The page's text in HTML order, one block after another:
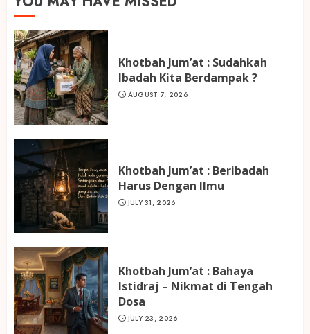
Khotbah Jum’at : Sudahkah
Ibadah Kita Berdampak ?
AUGUST 7, 2026
Khotbah Jum’at : Beribadah
Harus Dengan Ilmu
JULY 31, 2026
Khotbah Jum’at : Bahaya
Istidraj – Nikmat di Tengah
Dosa
JULY 23, 2026